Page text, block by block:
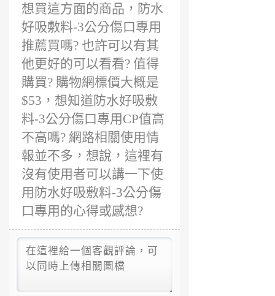
想買這方面的商品，防水
好吸敷料-3公分傷口專用
推薦買嗎? 也許可以有其
他更好的可以看看? 值得
購買? 購物網標價大概是
$53，想知道防水好吸敷
料-3公分傷口專用CP值高
不高嗎? 網路相關使用情
報並不多，想說，這裡有
沒有使用者可以講一下使
用防水好吸敷料-3公分傷
口專用的心得或感想?